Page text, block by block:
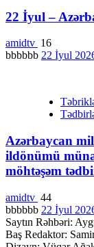
22 İyul –
amidtv 16
bbbbbb 22 İyul
Azərbaycan
ildönümü
möhtəşəm
amidtv 44
bbbbbb 22 İyul
Saytın Rəhbəri:
Baş Redaktor: